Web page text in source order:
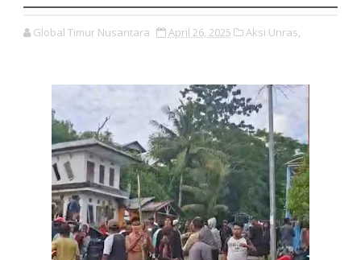
Global Timur Nusantara April 26, 2025 Aksi Unras,